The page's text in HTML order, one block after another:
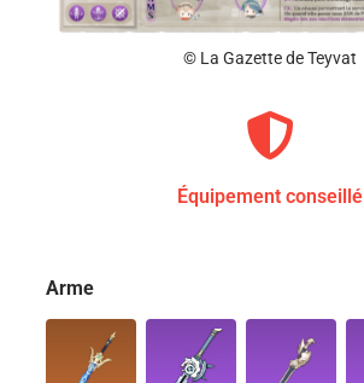
© La Gazette de Teyvat
Équipement conseillé
Arme